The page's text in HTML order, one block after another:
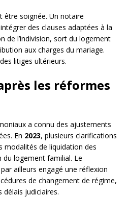
être soignée. Un notaire
des clauses adaptées à la
de l’indivision, sort du logement
aux charges du mariage.
litiges ultérieurs.
les réformes
a connu des ajustements
En 2023, plusieurs clarifications
modalités de liquidation des
logement familial. Le
ailleurs engagé une réflexion
de changement de régime,
délais judiciaires.